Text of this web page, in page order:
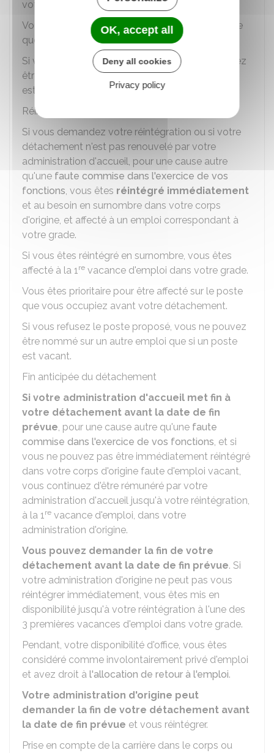
votre corps d'origine.
Vous êtes prioritaire pour être affecté sur le poste
que vous occupiez avant votre détachement.
Si vous refusez le poste proposé, vous ne pouvez
être nommé sur un autre emploi que si un poste
est vacant.
Réintégration en fin de détachement
Si vous demandez votre réintégration ou si votre
détachement n'est pas renouvelé par votre
administration d'accueil, pour une cause autre
qu'une faute commise dans l'exercice de vos
fonctions, vous êtes réintégré immédiatement
et au besoin en surnombre dans votre corps
d'origine, et affecté à un emploi correspondant à
votre grade.
Si vous êtes réintégré en surnombre, vous êtes
affecté à la 1re vacance d'emploi dans votre grade.
Vous êtes prioritaire pour être affecté sur le poste
que vous occupiez avant votre détachement.
Si vous refusez le poste proposé, vous ne pouvez
être nommé sur un autre emploi que si un poste
est vacant.
Fin anticipée du détachement
Si votre administration d'accueil met fin à
votre détachement avant la date de fin
prévue, pour une cause autre qu'une faute
commise dans l'exercice de vos fonctions, et si
vous ne pouvez pas être immédiatement réintégré
dans votre corps d'origine faute d'emploi vacant,
vous continuez d'être rémunéré par votre
administration d'accueil jusqu'à votre réintégration,
à la 1re vacance d'emploi, dans votre
administration d'origine.
Vous pouvez demander la fin de votre
détachement avant la date de fin prévue. Si
votre administration d'origine ne peut pas vous
réintégrer immédiatement, vous êtes mis en
disponibilité jusqu'à votre réintégration à l'une des
3 premières vacances d'emploi dans votre grade.
Pendant, votre disponibilité d'office, vous êtes
considéré comme involontairement privé d'emploi
et avez droit à l'allocation de retour à l'emploi.
Votre administration d'origine peut
demander la fin de votre détachement avant
la date de fin prévue et vous réintégrer.
Prise en compte de la carrière dans le corps ou
OK, accept all
Deny all cookies
Privacy policy